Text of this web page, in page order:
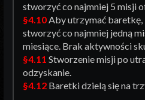
stworzyć co najmniej 5 misji
§4.10Aby utrzymać
stworzyć co najmniej jedną
miesiące. Brak aktywności
§4.11 Stworzenie misji po
odzyskanie.
§4.12 Baretki dzielą się na